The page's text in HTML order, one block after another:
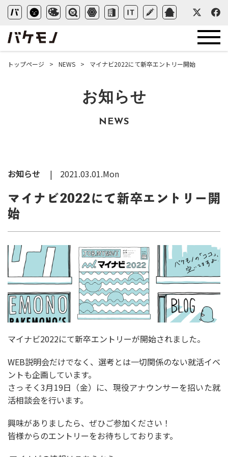
トップページ NEWS マイナビ2022にて新卒エントリー開始
お知らせ
NEWS
お知らせ
2021.03.01.Mon
マイナビ2022にて新卒エントリー開
始
マイナビ2022にて新卒エントリーが開始されました。
WEB説明会だけでなく、選考とは一切関係のない就活イベ
ントも企画しています。
さっそく3月19日（金）に、現役アナウンサーを招いた就
活相談会を行います。
興味がありましたら、ぜひご参加ください！
皆様からのエントリーをお待ちしております。